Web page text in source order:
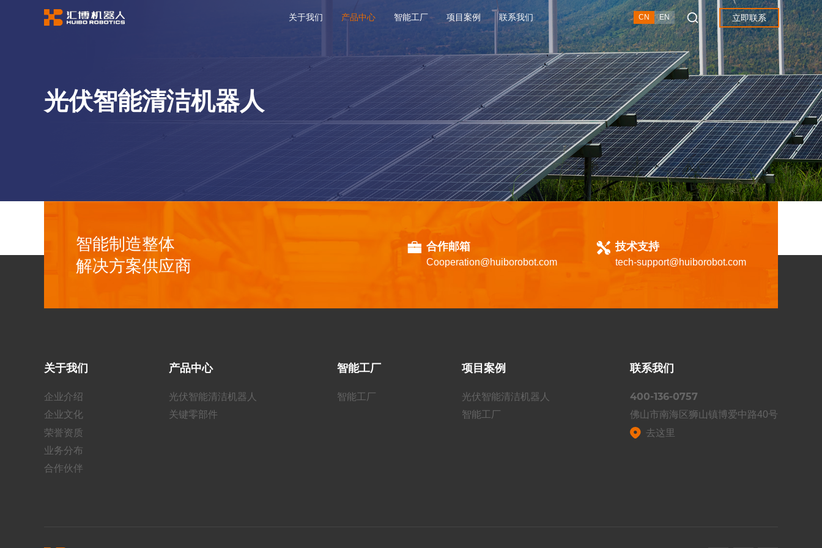
关于我们 产品中心 智能工厂 项目案例 联系我们 CN EN 立即联系
光伏智能清洁机器人
智能制造整体
解决方案供应商
合作邮箱
Cooperation@huiborobot.com
技术支持
tech-support@huiborobot.com
关于我们
企业介绍
企业文化
荣誉资质
业务分布
合作伙伴
产品中心
光伏智能清洁机器人
关键零部件
智能工厂
智能工厂
项目案例
光伏智能清洁机器人
智能工厂
联系我们
400-136-0757
佛山市南海区狮山镇博爱中路40号
去这里